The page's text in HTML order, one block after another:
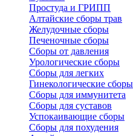
Простуда и ГРИПП
Алтайские сборы трав
Желудочные сборы
Печеночные сборы
Сборы от давления
Урологические сборы
Сборы для легких
Гинекологические сборы
Сборы для иммунитета
Сборы для суставов
Успокаивающие сборы
Сборы для похудения